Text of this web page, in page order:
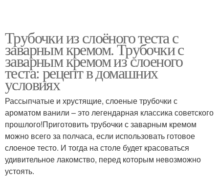
Трубочки из слоёного теста с
заварным кремом. Трубочки с
заварным кремом из слоеного
теста: рецепт в домашних
условиях
Рассыпчатые и хрустящие, слоеные трубочки с
ароматом ванили – это легендарная классика советского
прошлого!Приготовить трубочки с заварным кремом
можно всего за полчаса, если использовать готовое
слоеное тесто. И тогда на столе будет красоваться
удивительное лакомство, перед которым невозможно
устоять.